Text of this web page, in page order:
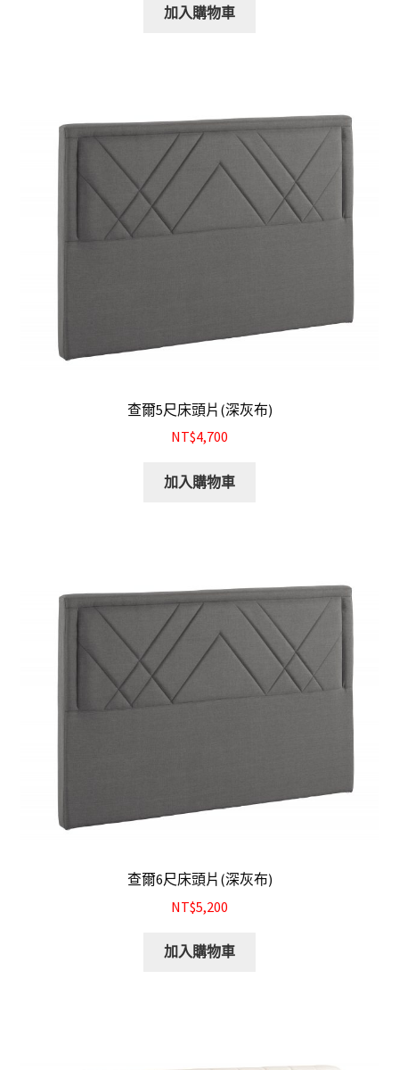
加入購物車
查爾5尺床頭片(深灰布)
NT$4,700
加入購物車
查爾6尺床頭片(深灰布)
NT$5,200
加入購物車